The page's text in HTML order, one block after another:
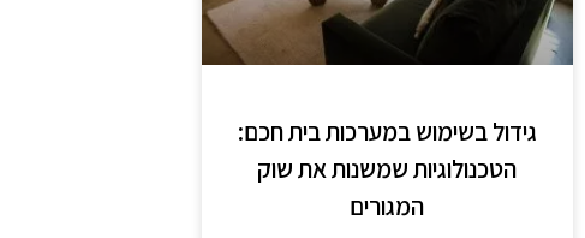
גידול בשימוש במערכות בית חכם:
הטכנולוגיות שמשנות את שוק
המגורים